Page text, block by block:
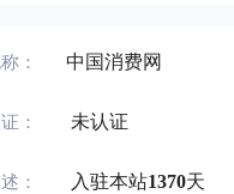
： 中国消费网
： 未认证
： 入驻本站1370天